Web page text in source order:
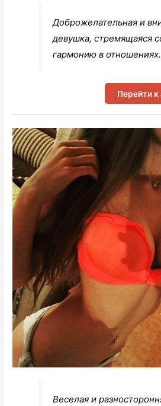
Доброжелательная и
девушка, стремящаяся
гармонию в отношениях.
Перейти к
Веселая и